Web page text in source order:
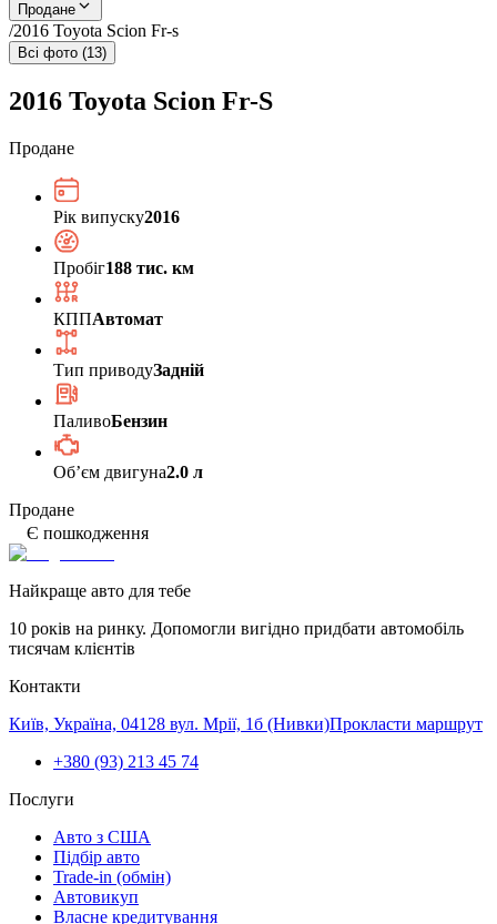
Продане
/2016 Toyota Scion Fr-s
Всі фото (13)
2016 Toyota Scion Fr-S
Продане
Рік випуску2016
Пробіг188 тис. км
КППАвтомат
Тип приводуЗадній
ПаливоБензин
Обʼєм двигуна2.0 л
Продане
Є пошкодження
Найкраще авто для тебе
10 років на ринку. Допомогли вигідно придбати автомобіль
тисячам клієнтів
Контакти
Київ, Україна, 04128 вул. Мрії, 1б (Нивки)Прокласти маршрут
+380 (93) 213 45 74
Послуги
Авто з США
Підбір авто
Trade-in (обмін)
Автовикуп
Власне кредитування